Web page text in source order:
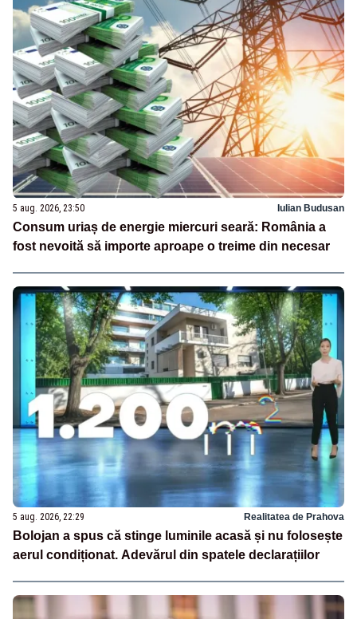
5 aug. 2026, 23:50 Iulian Budusan
Consum uriaș de energie miercuri seară: România a
fost nevoită să importe aproape o treime din necesar
5 aug. 2026, 22:29 Realitatea de Prahova
Bolojan a spus că stinge luminile acasă și nu folosește
aerul condiționat. Adevărul din spatele declarațiilor